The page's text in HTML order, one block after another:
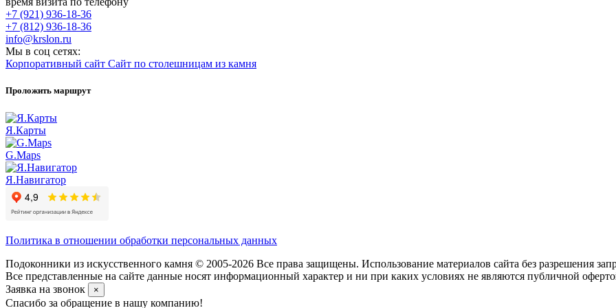
+7 (921) 936-18-36
+7 (812) 936-18-36
info@krslon.ru
Мы в соц сетях:
Корпоративный сайт Сайт по столешницам из камня
Проложить маршрут
Я.Карты
G.Maps
Я.Навигатор
Политика в отношении обработки персональных данных
Подоконники из искусственного камня © 2005-2026 Все права защищены. Использование материалов сайта без разрешения
Все представленные на сайте данные носят информационный характер и ни при каких условиях не являются публичной
Заявка на звонок
×
Спасибо за обращение в нашу компанию!